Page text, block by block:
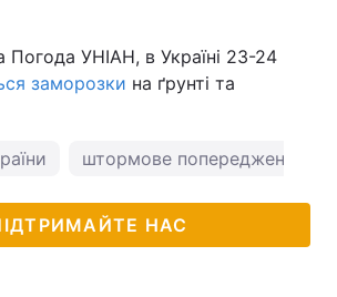
Погода УНІАН, в Україні 23-24
заморозки на ґрунті та
штормове попередження
НАС